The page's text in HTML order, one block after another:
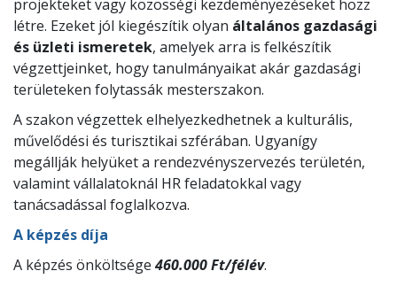
projekteket vagy közösségi kezdeményezéseket hozz
létre. Ezeket jól kiegészítik olyan általános gazdasági
és üzleti ismeretek, amelyek arra is felkészítik
végzettjeinket, hogy tanulmányaikat akár gazdasági
területeken folytassák mesterszakon.
A szakon végzettek elhelyezkedhetnek a kulturális,
művelődési és turisztikai szférában. Ugyanígy
megállják helyüket a rendezvényszervezés területén,
valamint vállalatoknál HR feladatokkal vagy
tanácsadással foglalkozva.
A képzés díja
A képzés önköltsége 460.000 Ft/félév.